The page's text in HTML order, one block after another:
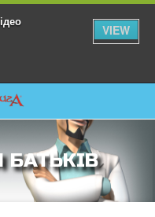
VIEW
Content